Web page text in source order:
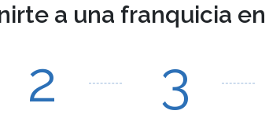
a una franquicia en
2 3